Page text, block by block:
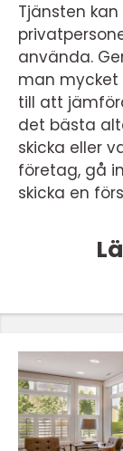
Tjänsten
använda.
man
till att
det bästa
skicka eller
företag, gå
skicka en